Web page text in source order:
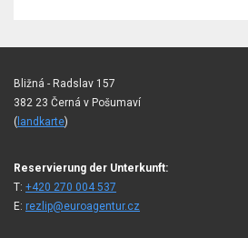
Bližná - Radslav 157
382 23 Černá v Pošumaví
( landkarte)
Reservierung der Unterkunft:
T: +420 270 004 537
E: rezlip@euroagentur.cz